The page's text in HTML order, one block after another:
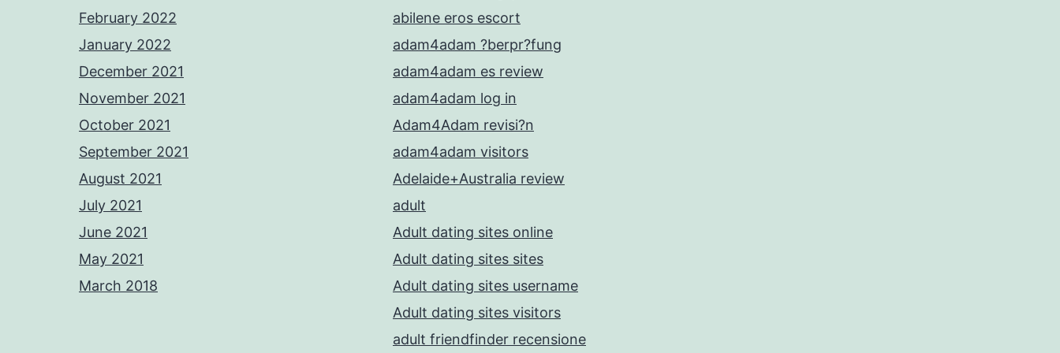
February 2022
January 2022
December 2021
November 2021
October 2021
September 2021
August 2021
July 2021
June 2021
May 2021
March 2018
abilene eros escort
adam4adam ?berpr?fung
adam4adam es review
adam4adam log in
Adam4Adam revisi?n
adam4adam visitors
Adelaide+Australia review
adult
Adult dating sites online
Adult dating sites sites
Adult dating sites username
Adult dating sites visitors
adult friendfinder recensione